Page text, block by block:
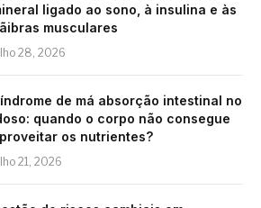
ligado ao sono, à insulina e às
musculares
28, 2026
de má absorção intestinal no
quando o corpo não consegue
os nutrientes?
21, 2026